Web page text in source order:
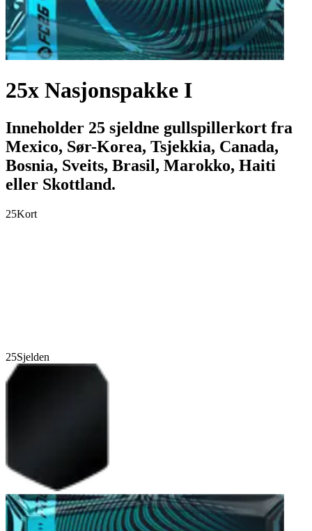
25x Nasjonspakke I
Inneholder 25 sjeldne gullspillerkort fra
Mexico, Sør-Korea, Tsjekkia, Canada,
Bosnia, Sveits, Brasil, Marokko, Haiti
eller Skottland.
25Kort
25Sjelden